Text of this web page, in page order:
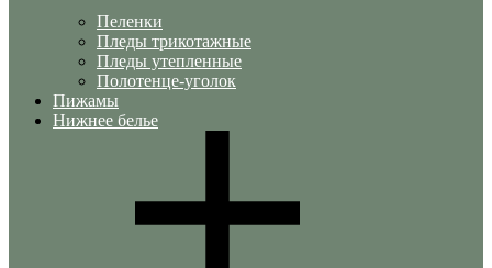
Пеленки
Пледы трикотажные
Пледы утепленные
Полотенце-уголок
Пижамы
Нижнее белье